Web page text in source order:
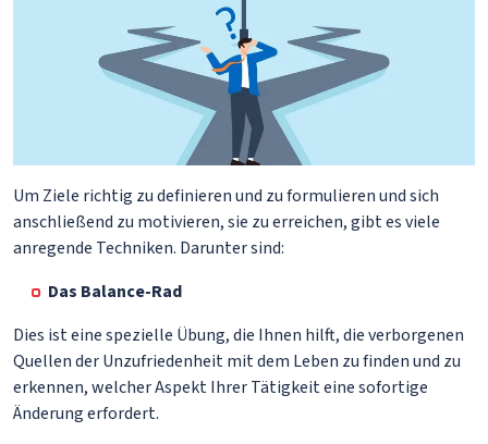
Um Ziele richtig zu definieren und zu formulieren und sich
anschließend zu motivieren, sie zu erreichen, gibt es viele
anregende Techniken. Darunter sind:
Das Balance-Rad
Dies ist eine spezielle Übung, die Ihnen hilft, die verborgenen
Quellen der Unzufriedenheit mit dem Leben zu finden und zu
erkennen, welcher Aspekt Ihrer Tätigkeit eine sofortige
Änderung erfordert.